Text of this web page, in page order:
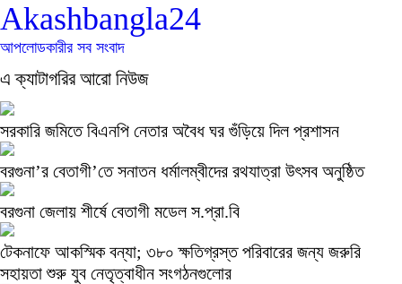
Akashbangla24
আপলোডকারীর সব সংবাদ
এ ক্যাটাগরির আরো নিউজ
সরকারি জমিতে বিএনপি নেতার অবৈধ ঘর গুঁড়িয়ে দিল প্রশাসন
বরগুনা’র বেতাগী’তে সনাতন ধর্মালম্বীদের রথযাত্রা উৎসব অনুষ্ঠিত
বরগুনা জেলায় শীর্ষে বেতাগী মডেল স.প্রা.বি
টেকনাফে আকস্মিক বন্যা; ৩৮০ ক্ষতিগ্রস্ত পরিবারের জন্য জরুরি
সহায়তা শুরু যুব নেতৃত্বাধীন সংগঠনগুলোর